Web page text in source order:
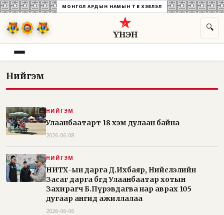
МОНГОЛ АРДЫН НАМЫН ТӨВ ХЭВЛЭЛ
🔍
Нийгэм
НИЙГЭМ
Улаанбаатарт 18 хэм дулаан байна
2026-06-08
НИЙГЭМ
НИТХ-ын дарга Д.Ихбаяр, Нийслэлийн
Засаг дарга бөгөөд Улаанбаатар хотын
Захирагч Б.Пүрэвдагва нар аврах 105
дугаар ангид ажиллалаа
2026-06-06